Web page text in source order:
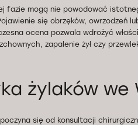
fazie mogą nie powodować
się obrzęków, owrzodzeń
ocena pozwala wdrożyć
zapalenie żył czy
żylaków we
się od konsultacji